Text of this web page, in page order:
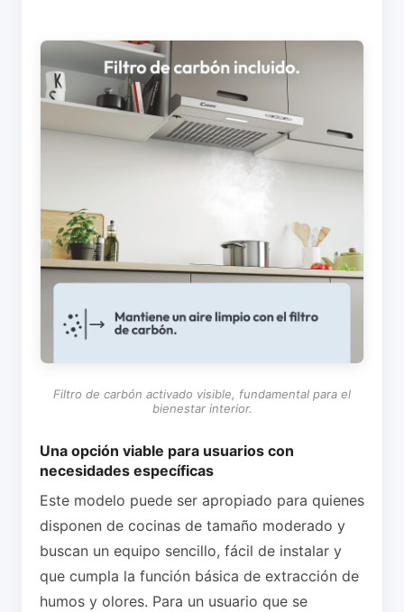
Filtro de carbón activado visible, fundamental para el
bienestar interior.
Una opción viable para usuarios con
necesidades específicas
Este modelo puede ser apropiado para quienes
disponen de cocinas de tamaño moderado y
buscan un equipo sencillo, fácil de instalar y
que cumpla la función básica de extracción de
humos y olores. Para un usuario que se